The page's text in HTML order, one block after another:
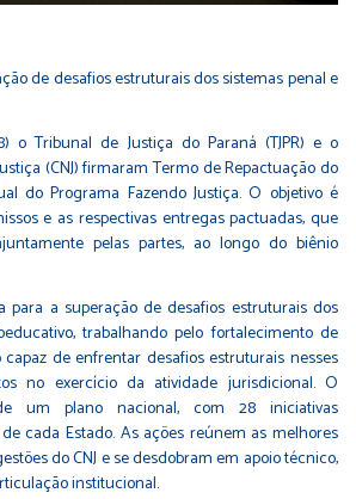
de desafios estruturais dos sistemas penal e
o Tribunal de Justiça do Paraná (TJPR) e o
(CNJ) firmaram Termo de Repactuação do
do Programa Fazendo Justiça. O objetivo é
e as respectivas entregas pactuadas, que
pelas partes, ao longo do biênio
para a superação de desafios estruturais dos
trabalhando pelo fortalecimento de
de enfrentar desafios estruturais nesses
no exercício da atividade jurisdicional. O
um plano nacional, com 28 iniciativas
cada Estado. As ações reúnem as melhores
do CNJ e se desdobram em apoio técnico,
institucional.